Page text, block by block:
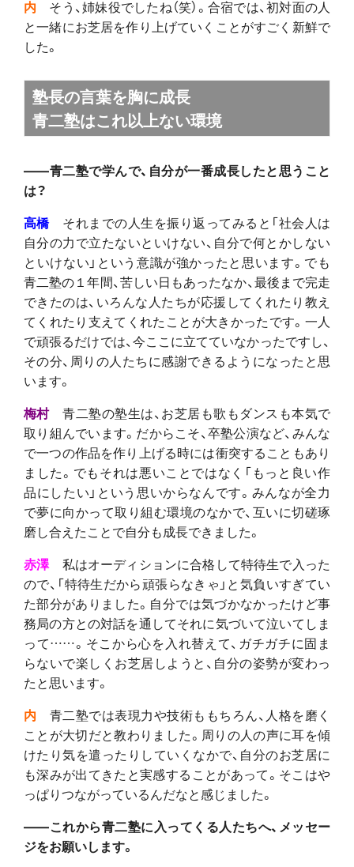
内 そう、姉妹役でしたね（笑）。合宿では、初対面の人
と一緒にお芝居を作り上げていくことがすごく新鮮で
した。
塾長の言葉を胸に成長
青二塾はこれ以上ない環境
――青二塾で学んで、自分が一番成長したと思うこと
は？
高橋それまでの人生を振り返ってみると「社会人は
自分の力で立たないといけない、自分で何とかしない
といけない」という意識が強かったと思います。でも
青二塾の１年間、苦しい日もあったなか、最後まで完走
できたのは、いろんな人たちが応援してくれたり教え
てくれたり支えてくれたことが大きかったです。一人
で頑張るだけでは、今ここに立てていなかったですし、
その分、周りの人たちに感謝できるようになったと思
います。
梅村青二塾の塾生は、お芝居も歌もダンスも本気で
取り組んでいます。だからこそ、卒塾公演など、みんな
で一つの作品を作り上げる時には衝突することもあり
ました。でもそれは悪いことではなく「もっと良い作
品にしたい」という思いからなんです。みんなが全力
で夢に向かって取り組む環境のなかで、互いに切磋琢
磨し合えたことで自分も成長できました。
赤澤私はオーディションに合格して特待生で入った
ので、「特待生だから頑張らなきゃ」と気負いすぎてい
た部分がありました。自分では気づかなかったけど事
務局の方との対話を通してそれに気づいて泣いてしま
って……。そこから心を入れ替えて、ガチガチに固ま
らないで楽しくお芝居しようと、自分の姿勢が変わっ
たと思います。
内 青二塾では表現力や技術ももちろん、人格を磨く
ことが大切だと教わりました。周りの人の声に耳を傾
けたり気を遣ったりしていくなかで、自分のお芝居に
も深みが出てきたと実感することがあって。そこはや
っぱりつながっているんだなと感じました。
――これから青二塾に入ってくる人たちへ、メッセー
ジをお願いします。